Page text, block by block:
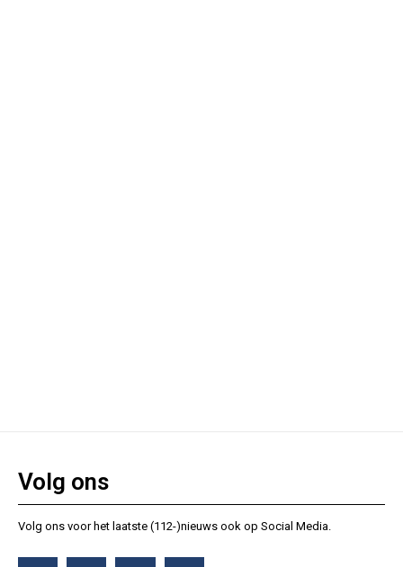
Volg ons
Volg ons voor het laatste (112-)nieuws ook op Social Media.